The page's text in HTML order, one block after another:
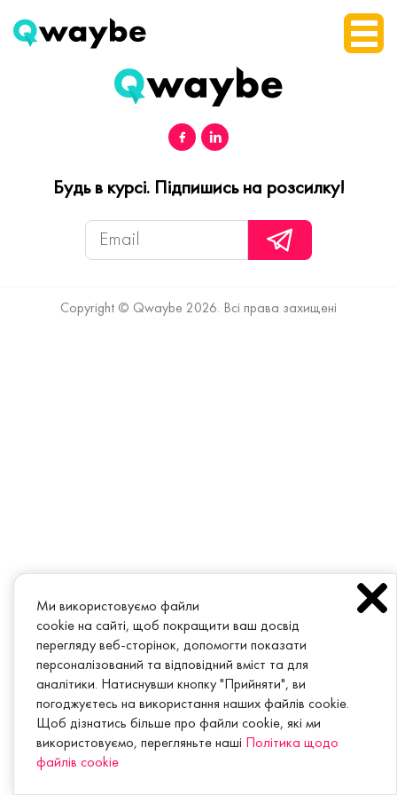
Будь в курсі. Підпишись на розсилку!
Copyright © Qwaybe 2026. Всі права захищені
Ми використовуємо файли
cookie на сайті, щоб покращити ваш досвід
перегляду веб-сторінок, допомогти показати
персоналізований та відповідний вміст та для
аналітики. Натиснувши кнопку "Прийняти", ви
погоджуєтесь на використання наших файлів cookie.
Щоб дізнатись більше про файли cookie, які ми
використовуємо, перегляньте наші Політика щодо
файлів cookie